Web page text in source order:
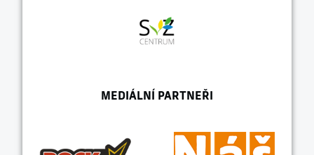
MEDIÁLNÍ PARTNEŘI